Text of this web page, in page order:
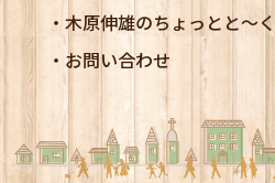
木原伸雄のちょっとと～く
お問い合わせ